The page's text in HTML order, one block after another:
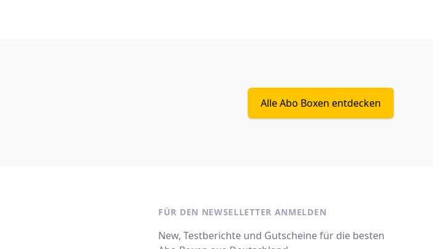
Alle Abo Boxen entdecken
FÜR DEN NEWSELLETTER ANMELDEN
New, Testberichte und Gutscheine für die besten